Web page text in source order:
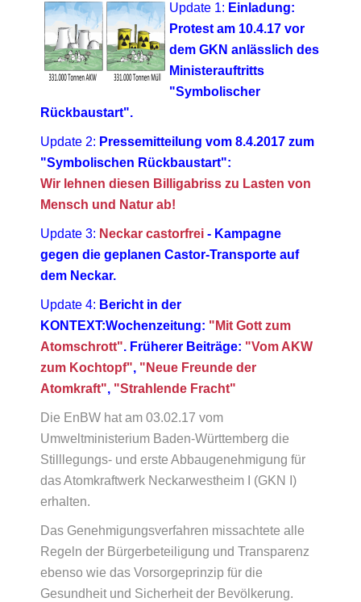
Update 1: Einladung:
Protest am 10.4.17 vor
dem GKN anlässlich des
Ministerauftritts
"Symbolischer
Rückbaustart".
Update 2: Pressemitteilung vom 8.4.2017 zum
"Symbolischen Rückbaustart":
Wir lehnen diesen Billigabriss zu Lasten von
Mensch und Natur ab!
Update 3: Neckar castorfrei - Kampagne
gegen die geplanen Castor-Transporte auf
dem Neckar.
Update 4: Bericht in der
KONTEXT:Wochenzeitung: "Mit Gott zum
Atomschrott". Früherer Beiträge: "Vom AKW
zum Kochtopf", "Neue Freunde der
Atomkraft", "Strahlende Fracht"
Die EnBW hat am 03.02.17 vom
Umweltministerium Baden-Württemberg die
Stilllegungs- und erste Abbaugenehmigung für
das Atomkraftwerk Neckarwestheim I (GKN I)
erhalten.
Das Genehmigungsverfahren missachtete alle
Regeln der Bürgerbeteiligung und Transparenz
ebenso wie das Vorsorgeprinzip für die
Gesundheit und Sicherheit der Bevölkerung.